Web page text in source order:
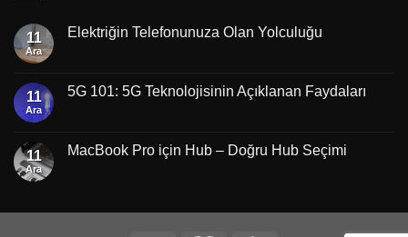
11
Ara
Elektriğin Telefonunuza Olan Yolculuğu
11
Ara
5G 101: 5G Teknolojisinin Açıklanan Faydaları
11
Ara
MacBook Pro için Hub – Doğru Hub Seçimi